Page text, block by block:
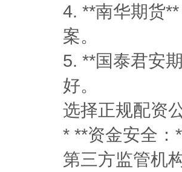
4. **南华期货
案。
5. **国泰君安
好。
选择正规配资
* **资金安全：
第三方监管机